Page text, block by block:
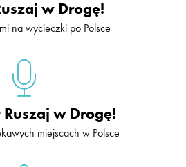
w Drogę!
na wycieczki po Polsce
Ruszaj w Drogę!
miejscach w Polsce